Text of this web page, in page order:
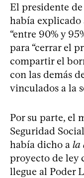
El presidente
había explicado
“entre 90% y
para “cerrar el
compartir el
con las demás
vinculados a la
Por su parte, el
Seguridad
había dicho a la
proyecto de ley
llegue al Poder